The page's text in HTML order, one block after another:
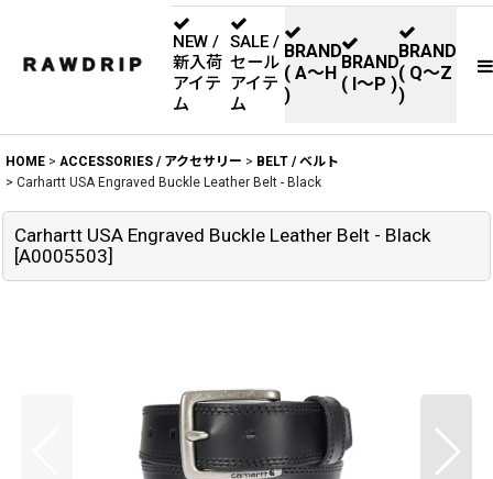
NEW /
新入荷
アイテ
ム
SALE /
セール
アイテ
ム
BRAND
( A〜H
)
BRAND
( I〜P )
BRAND
( Q〜Z
)
HOME > ACCESSORIES / アクセサリー > BELT / ベルト
> Carhartt USA Engraved Buckle Leather Belt - Black
Carhartt USA Engraved Buckle Leather Belt - Black
[A0005503]